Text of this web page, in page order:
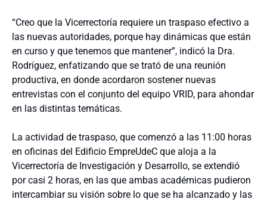
“Creo que la Vicerrectoría requiere un traspaso efectivo a
las nuevas autoridades, porque hay dinámicas que están
en curso y que tenemos que mantener”, indicó la Dra.
Rodríguez, enfatizando que se trató de una reunión
productiva, en donde acordaron sostener nuevas
entrevistas con el conjunto del equipo VRID, para ahondar
en las distintas temáticas.
La actividad de traspaso, que comenzó a las 11:00 horas
en oficinas del Edificio EmpreUdeC que aloja a la
Vicerrectoría de Investigación y Desarrollo, se extendió
por casi 2 horas, en las que ambas académicas pudieron
intercambiar su visión sobre lo que se ha alcanzado y las